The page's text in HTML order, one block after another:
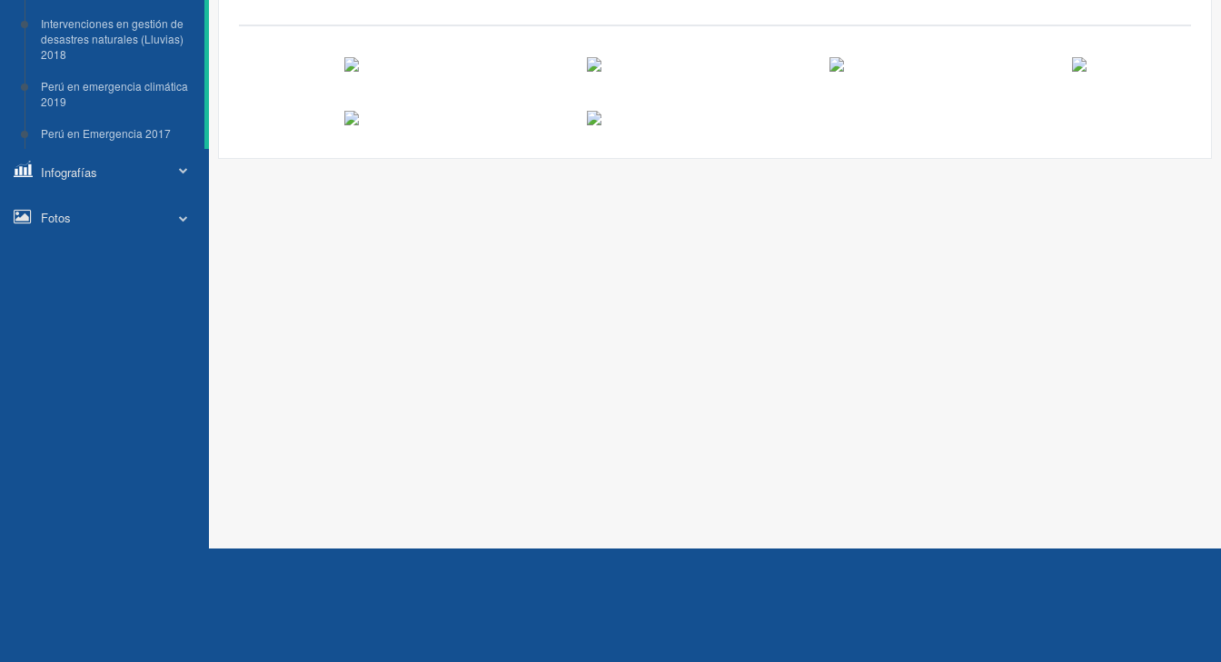
Intervenciones en gestión de
desastres naturales (Lluvias)
2018
Perú en emergencia climática
2019
Perú en Emergencia 2017
Infografías
Fotos